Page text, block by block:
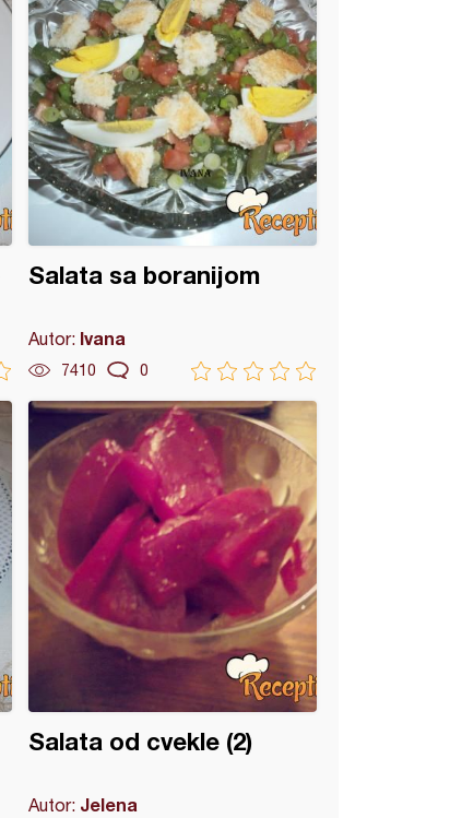
Salata sa boranijom
Autor: Ivana
7410 0
Salata od cvekle (2)
Autor: Jelena